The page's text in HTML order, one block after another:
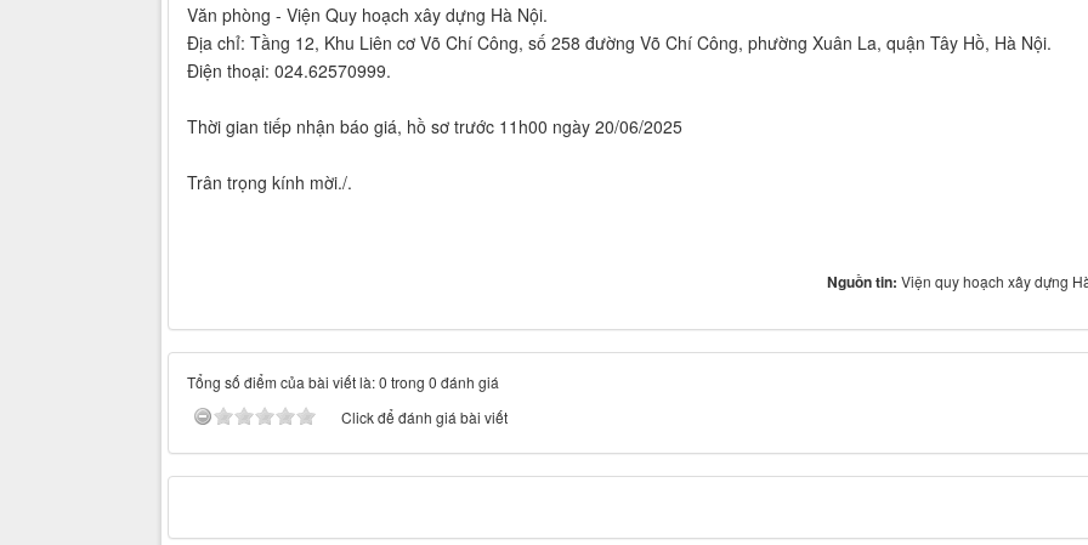
Văn phòng - Viện Quy hoạch xây dựng Hà Nội.
Địa chỉ: Tầng 12, Khu Liên cơ Võ Chí Công, số 258 đường Võ Chí Công, phường Xuân La, quận Tây Hồ, Hà Nội.
Điện thoại: 024.62570999.
Thời gian tiếp nhận báo giá, hồ sơ trước 11h00 ngày 20/06/2025
Trân trọng kính mời./.
Nguồn tin: Viện quy hoạch xây dựng
Tổng số điểm của bài viết là: 0 trong 0 đánh giá
Click để đánh giá bài viết